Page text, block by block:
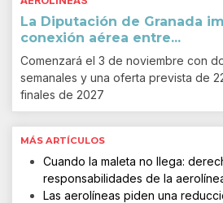
La Diputación de Granada
conexión aérea entre...
Comenzará el 3 de noviembre con
semanales y una oferta prevista de
finales de 2027
MÁS ARTÍCULOS
Cuando la maleta no llega:
responsabilidades de la
Las aerolíneas piden una